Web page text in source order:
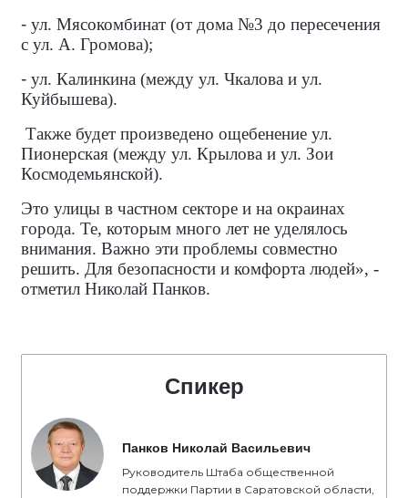
- ул. Мясокомбинат (от дома №3 до пересечения
с ул. А. Громова);
- ул. Калинкина (между ул. Чкалова и ул.
Куйбышева).
Также будет произведено ощебенение ул.
Пионерская (между ул. Крылова и ул. Зои
Космодемьянской).
Это улицы в частном секторе и на окраинах
города. Те, которым много лет не уделялось
внимания. Важно эти проблемы совместно
решить. Для безопасности и комфорта людей», -
отметил Николай Панков.
Спикер
Панков Николай Васильевич
Руководитель Штаба общественной
поддержки Партии в Саратовской области,